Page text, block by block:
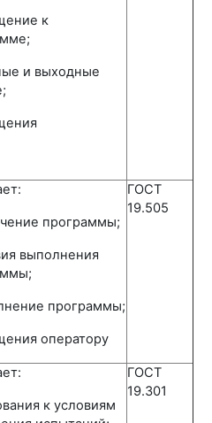
к
и выходные
программы;
выполнения
программы;
оператору
ГОСТ
19.505
к условиям
ГОСТ
19.301